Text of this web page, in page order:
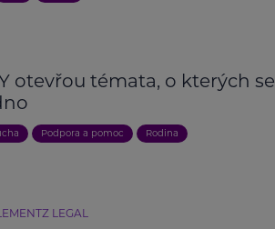
otevřou témata, o kterých se
Podpora a pomoc Rodina
LEGAL